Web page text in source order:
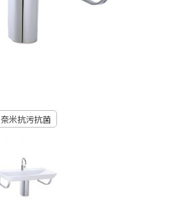
已下架商品
奈米抗污抗菌